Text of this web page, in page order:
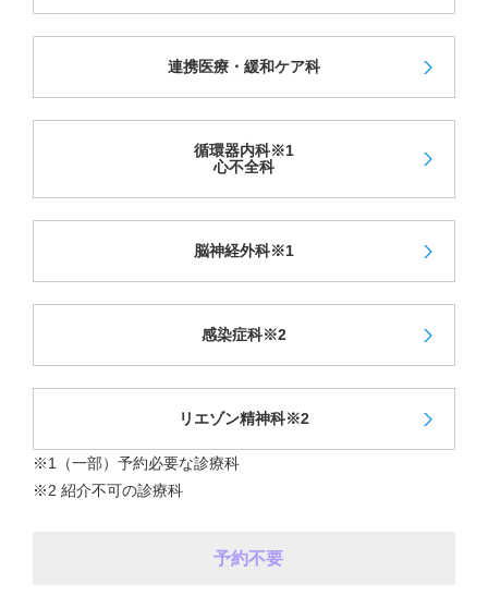
連携医療・緩和ケア科
循環器内科※1
心不全科
脳神経外科※1
感染症科※2
リエゾン精神科※2
※1（一部）予約必要な診療科
※2 紹介不可の診療科
予約不要